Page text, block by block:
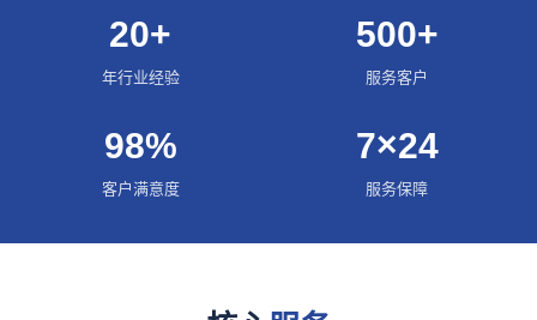
20+
年行业经验
500+
服务客户
98%
客户满意度
7×24
服务保障